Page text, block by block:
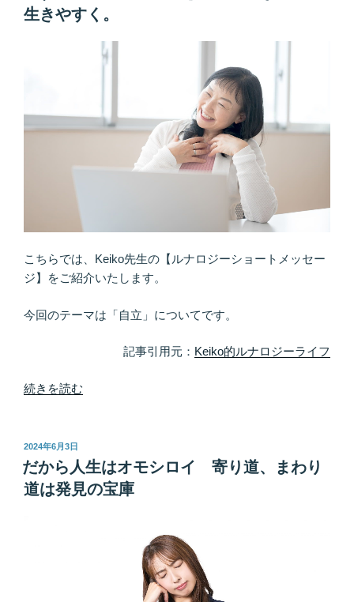
け
て
が
チ
ン
る”
生きやすく。
こちらでは、Keiko先生の【ルナロジーショートメッセー
ジ】をご紹介いたします。
今回のテーマは「自立」についてです。
記事引用元： Keiko的ルナロジーライフ
“ま
軽
や
か
続きを読む
投
稿
日:
2024年6月3日
だから人生はオモシロイ 寄り道、まわり
道は発見の宝庫